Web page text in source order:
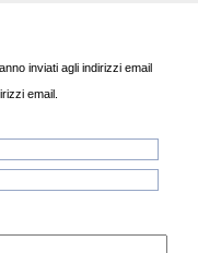
inviati agli indirizzi email
email.